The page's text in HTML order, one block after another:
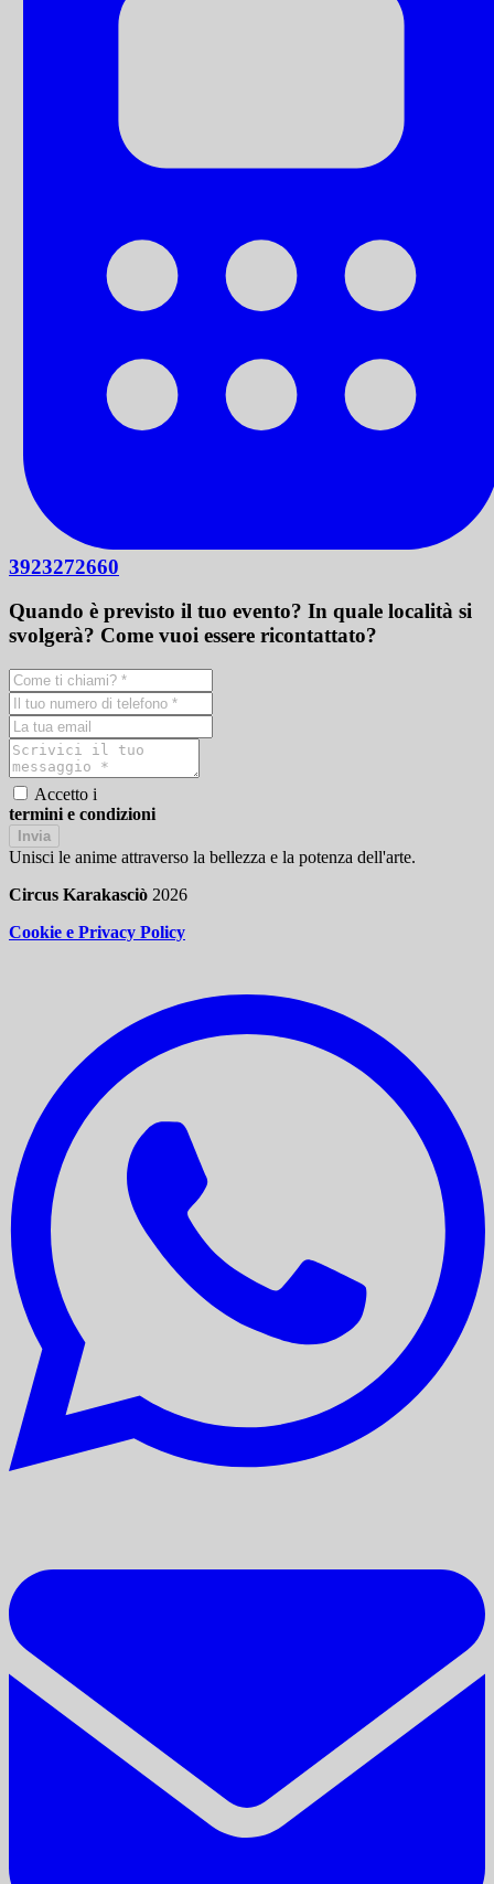
3923272660
Quando è previsto il tuo evento? In quale località si
svolgerà? Come vuoi essere ricontattato?
Accetto i
termini e condizioni
Invia
Unisci le anime attraverso la bellezza e la potenza dell'arte.
Circus Karakasciò 2026
Cookie e Privacy Policy